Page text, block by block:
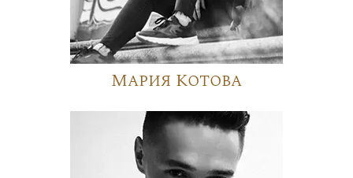
Мария Котова